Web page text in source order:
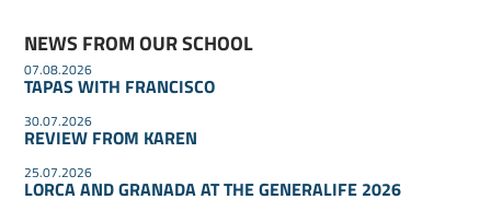
NEWS FROM OUR SCHOOL
07.08.2026
TAPAS WITH FRANCISCO
30.07.2026
REVIEW FROM KAREN
25.07.2026
LORCA AND GRANADA AT THE GENERALIFE 2026